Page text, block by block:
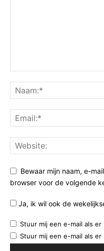
Bewaar mijn naam, e-
browser voor de volgende
Ja, ik wil ook de
Stuur mij een e-mail als
Stuur mij een e-mail als